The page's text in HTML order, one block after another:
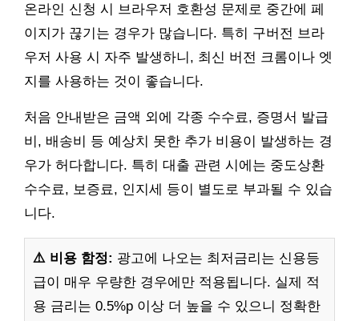
온라인 신청 시 브라우저 호환성 문제로 중간에 페
이지가 끊기는 경우가 많습니다. 특히 구버전 브라
우저 사용 시 자주 발생하니, 최신 버전 크롬이나 엣
지를 사용하는 것이 좋습니다.
처음 안내받은 금액 외에 각종 수수료, 증명서 발급
비, 배송비 등 예상치 못한 추가 비용이 발생하는 경
우가 허다합니다. 특히 대출 관련 시에는 중도상환
수수료, 보증료, 인지세 등이 별도로 부과될 수 있습
니다.
⚠️ 비용 함정: 광고에 나오는 최저금리는 신용등
급이 매우 우량한 경우에만 적용됩니다. 실제 적
용 금리는 0.5%p 이상 더 높을 수 있으니 정확한